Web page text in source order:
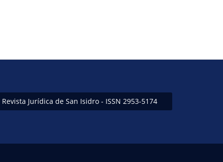
Revista Jurídica de San Isidro - ISSN 2953-5174